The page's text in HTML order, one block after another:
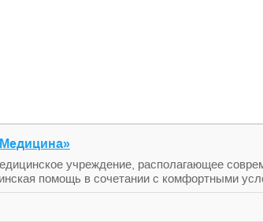
учреждение, располагающее
помощь в сочетании с комфортными